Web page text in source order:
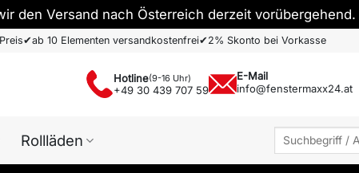
den Versand nach Österreich derzeit vorübergehend.
✔ab 10 Elementen versandkostenfrei✔2% Skonto bei Vorkasse
Hotline(9-16 Uhr)
+49 30 439 707 59
E-Mail
info@fenstermaxx24.at
Rollläden
Suchen